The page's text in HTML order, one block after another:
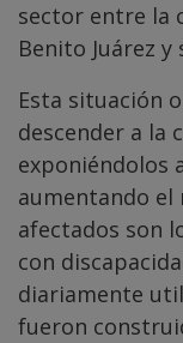
sector entre la
Benito Juárez y
Esta situación
descender a la
exponiéndolos
aumentando el
afectados son
con
diariamente
fueron